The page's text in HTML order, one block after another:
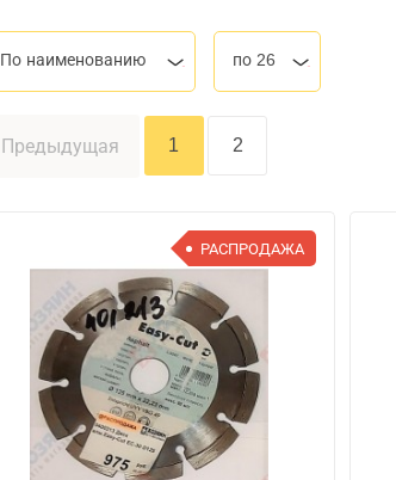
По наименованию по 26
Предыдущая 1 2
РАСПРОДАЖА